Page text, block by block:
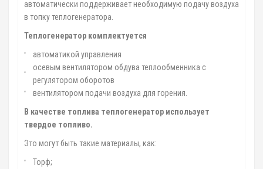
автоматически поддерживает необходимую подачу воздуха
в топку теплогенератора.
Теплогенератор комплектуется
автоматикой управления
осевым вентилятором обдува теплообменника с
регулятором оборотов
вентилятором подачи воздуха для горения.
В качестве топлива теплогенератор использует
твердое топливо.
Это могут быть такие материалы, как:
Торф;